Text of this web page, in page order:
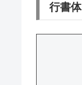
行書体